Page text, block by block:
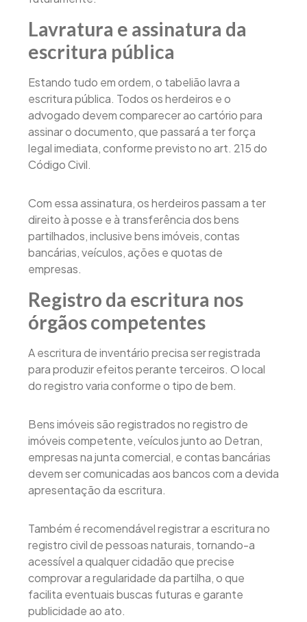
Lavratura e assinatura da
escritura pública
Estando tudo em ordem, o tabelião lavra a
escritura pública. Todos os herdeiros e o
advogado devem comparecer ao cartório para
assinar o documento, que passará a ter força
legal imediata, conforme previsto no art. 215 do
Código Civil.
Com essa assinatura, os herdeiros passam a ter
direito à posse e à transferência dos bens
partilhados, inclusive bens imóveis, contas
bancárias, veículos, ações e quotas de
empresas.
Registro da escritura nos
órgãos competentes
A escritura de inventário precisa ser registrada
para produzir efeitos perante terceiros. O local
do registro varia conforme o tipo de bem.
Bens imóveis são registrados no registro de
imóveis competente, veículos junto ao Detran,
empresas na junta comercial, e contas bancárias
devem ser comunicadas aos bancos com a devida
apresentação da escritura.
Também é recomendável registrar a escritura no
registro civil de pessoas naturais, tornando-a
acessível a qualquer cidadão que precise
comprovar a regularidade da partilha, o que
facilita eventuais buscas futuras e garante
publicidade ao ato.